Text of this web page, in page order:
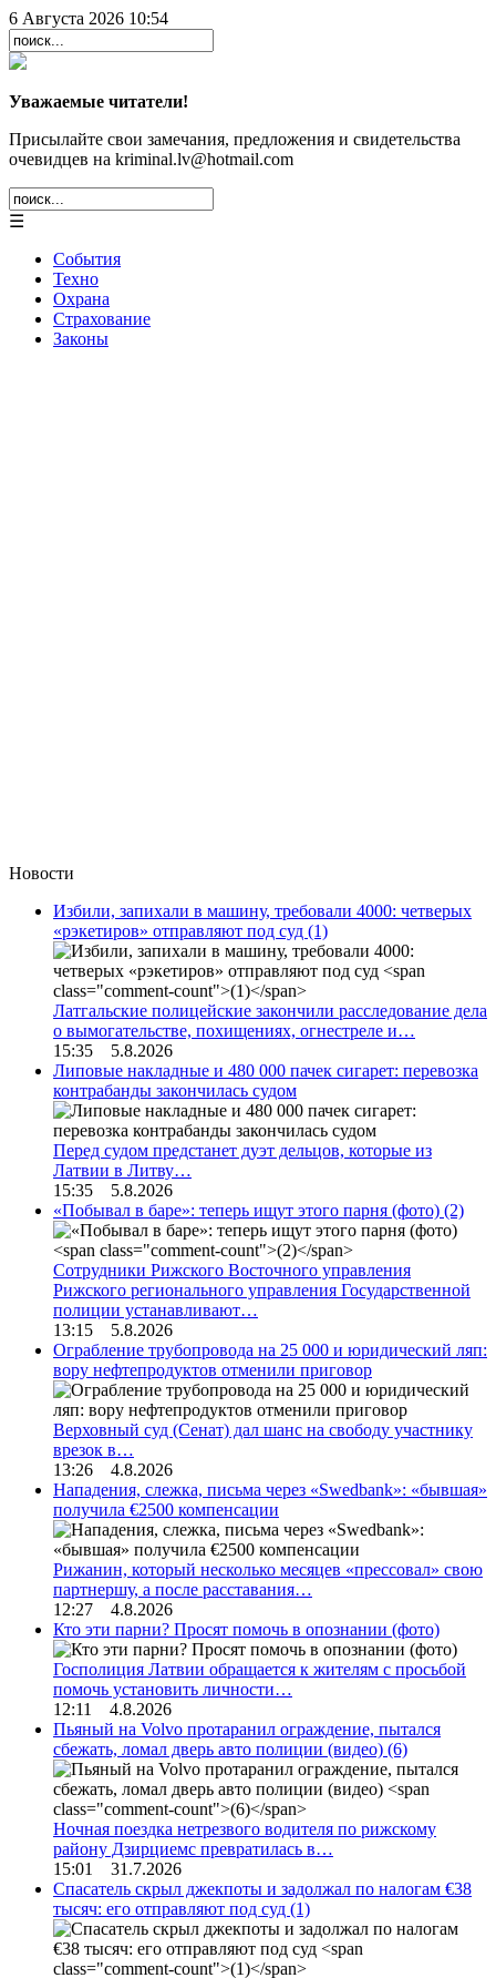
6 Августа 2026 10:54
Уважаемые читатели!
Присылайте свои замечания, предложения и свидетельства
очевидцев на kriminal.lv@hotmail.com
☰
События
Техно
Охрана
Страхование
Законы
Новости
Избили, запихали в машину, требовали 4000: четверых
«рэкетиров» отправляют под суд (1)
Латгальские полицейские закончили расследование дела
о вымогательстве, похищениях, огнестреле и…
15:35 5.8.2026
Липовые накладные и 480 000 пачек сигарет: перевозка
контрабанды закончилась судом
Перед судом предстанет дуэт дельцов, которые из
Латвии в Литву…
15:35 5.8.2026
«Побывал в баре»: теперь ищут этого парня (фото) (2)
Сотрудники Рижского Восточного управления
Рижского регионального управления Государственной
полиции устанавливают…
13:15 5.8.2026
Ограбление трубопровода на 25 000 и юридический ляп:
вору нефтепродуктов отменили приговор
Верховный суд (Сенат) дал шанс на свободу участнику
врезок в…
13:26 4.8.2026
Нападения, слежка, письма через «Swedbank»: «бывшая»
получила €2500 компенсации
Рижанин, который несколько месяцев «прессовал» свою
партнершу, а после расставания…
12:27 4.8.2026
Кто эти парни? Просят помочь в опознании (фото)
Госполиция Латвии обращается к жителям с просьбой
помочь установить личности…
12:11 4.8.2026
Пьяный на Volvo протаранил ограждение, пытался
сбежать, ломал дверь авто полиции (видео) (6)
Ночная поездка нетрезвого водителя по рижскому
району Дзирциемс превратилась в…
15:01 31.7.2026
Спасатель скрыл джекпоты и задолжал по налогам €38
тысяч: его отправляют под суд (1)